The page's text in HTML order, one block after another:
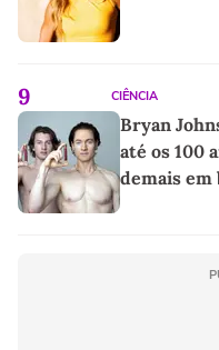
9 CIÊNCIA
Bryan
até os 100
demais em